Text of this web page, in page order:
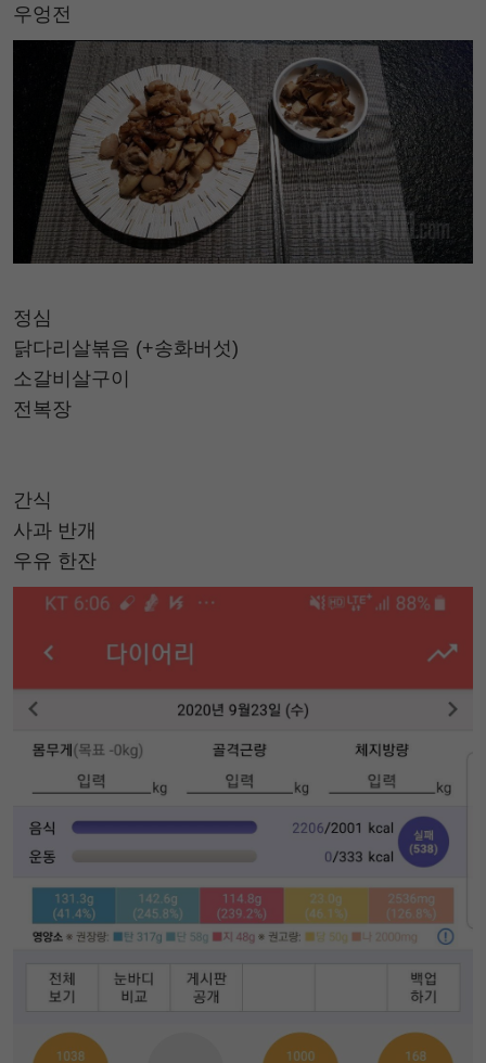
우엉전
정심
닭다리살볶음 (+송화버섯)
소갈비살구이
전복장
간식
사과 반개
우유 한잔